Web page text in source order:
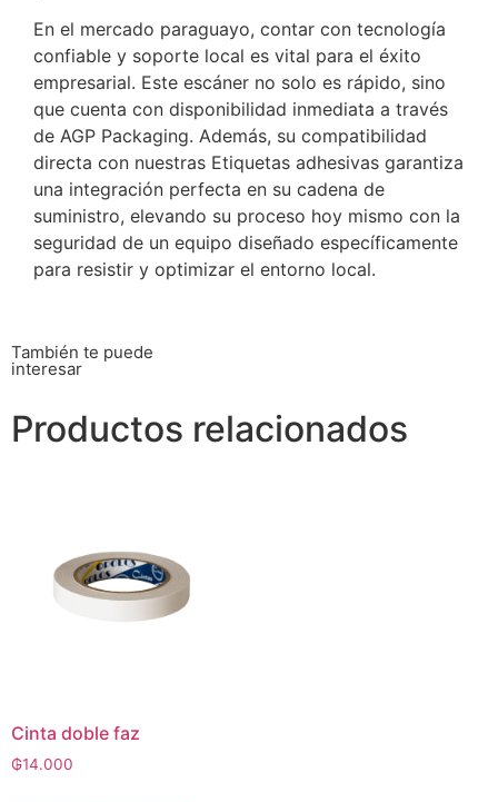
En el mercado paraguayo, contar con tecnología
confiable y soporte local es vital para el éxito
empresarial. Este escáner no solo es rápido, sino
que cuenta con disponibilidad inmediata a través
de AGP Packaging. Además, su compatibilidad
directa con nuestras Etiquetas adhesivas garantiza
una integración perfecta en su cadena de
suministro, elevando su proceso hoy mismo con la
seguridad de un equipo diseñado específicamente
para resistir y optimizar el entorno local.
También te puede
interesar
Productos relacionados
Cinta doble faz
₲14.000